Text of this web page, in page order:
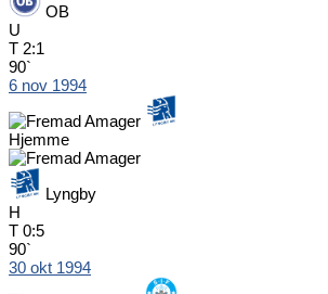
OB
U
T 2:1
90`
6 nov 1994
Hjemme
Lyngby
H
T 0:5
90`
30 okt 1994